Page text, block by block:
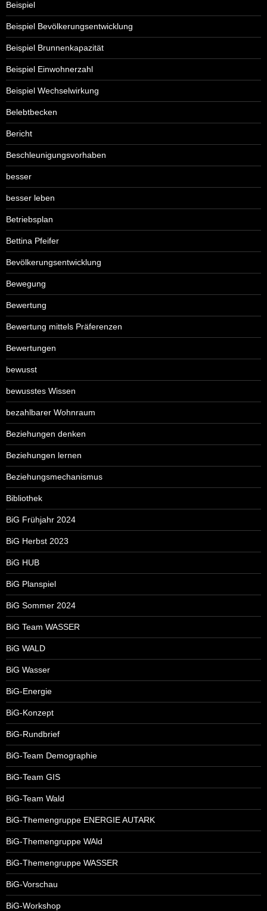
Beispiel
Beispiel Bevölkerungsentwicklung
Beispiel Brunnenkapazität
Beispiel Einwohnerzahl
Beispiel Wechselwirkung
Belebtbecken
Bericht
Beschleunigungsvorhaben
besser
besser leben
Betriebsplan
Bettina Pfeifer
Bevölkerungsentwicklung
Bewegung
Bewertung
Bewertung mittels Präferenzen
Bewertungen
bewusst
bewusstes Wissen
bezahlbarer Wohnraum
Beziehungen denken
Beziehungen lernen
Beziehungsmechanismus
Bibliothek
BiG Frühjahr 2024
BiG Herbst 2023
BiG HUB
BiG Planspiel
BiG Sommer 2024
BiG Team WASSER
BiG WALD
BiG Wasser
BiG-Energie
BiG-Konzept
BiG-Rundbrief
BiG-Team Demographie
BiG-Team GIS
BiG-Team Wald
BiG-Themengruppe ENERGIE AUTARK
BiG-Themengruppe WAld
BiG-Themengruppe WASSER
BiG-Vorschau
BiG-Workshop